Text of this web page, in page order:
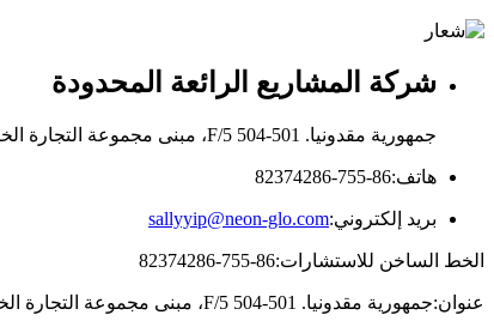
شركة المشاريع الرائعة المحدودة
جمهورية مقدونيا. 501-504 5/F، مبنى مجموعة التجارة الخارجية، رقم 239 طريق تشونغشينغ، منطقة لوهو، شنتشن، الصين
هاتف:86-755-82374286
بريد إلكتروني:sallyyip@neon-glo.com
الخط الساخن للاستشارات:86-755-82374286
عنوان:جمهورية مقدونيا. 501-504 5/F، مبنى مجموعة التجارة الخارجية، رقم 239 طريق تشونغشينغ، منطقة لوهو، شنتشن، الصين